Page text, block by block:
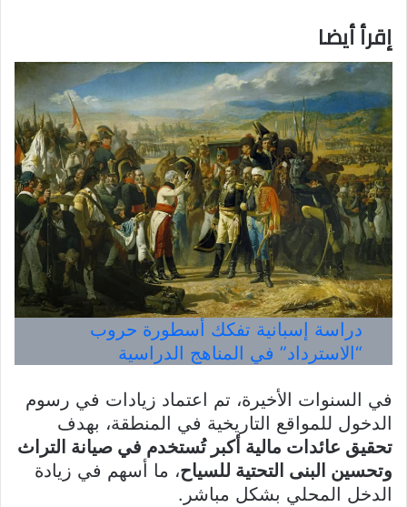
إقرأ أيضا
دراسة إسبانية تفكك أسطورة حروب
“الاسترداد” في المناهج الدراسية
في السنوات الأخيرة، تم اعتماد زيادات في رسوم
الدخول للمواقع التاريخية في المنطقة، بهدف
تحقيق عائدات مالية أكبر تُستخدم في صيانة التراث
وتحسين البنى التحتية للسياح، ما أسهم في زيادة
الدخل المحلي بشكل مباشر.